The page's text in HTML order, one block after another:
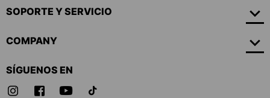
SOPORTE Y SERVICIO
COMPANY
SÍGUENOS EN